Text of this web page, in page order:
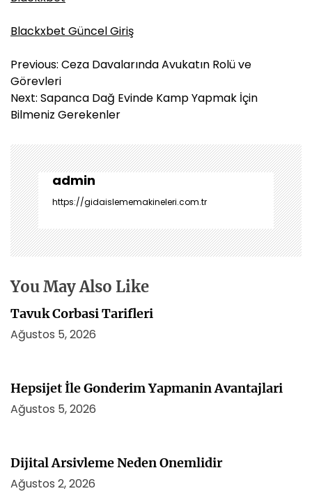
Blackxbet Güncel Giriş
Y
a
z
ı
e
z
i
n
m
e
s
Previous: Ceza Davalarında Avukatın Rolü ve
Görevleri
Next: Sapanca Dağ Evinde Kamp Yapmak İçin
Bilmeniz Gerekenler
admin
https://gidaislememakineleri.com.tr
You May Also Like
Tavuk Corbasi Tarifleri
Ağustos 5, 2026
Hepsijet İle Gonderim Yapmanin Avantajlari
Ağustos 5, 2026
Dijital Arsivleme Neden Onemlidir
Ağustos 2, 2026